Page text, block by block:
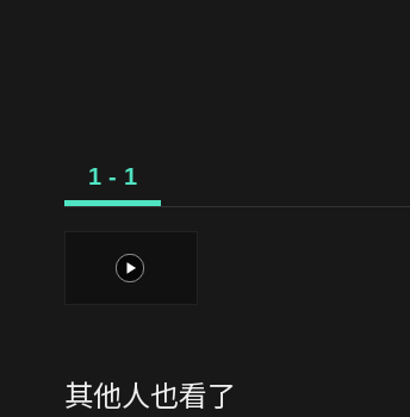
1 - 1
1
其他人也看了